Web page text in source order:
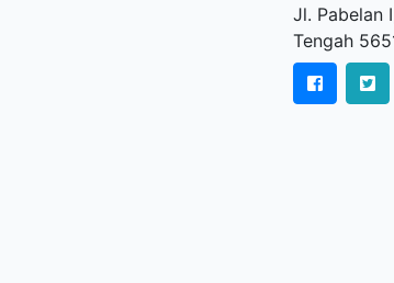
Jl. Pabelan
Tengah